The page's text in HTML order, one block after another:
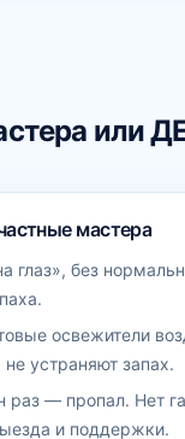
или
мастера
глаз», без
освежители
устраняют запах.
раз — пропал. Нет
и поддержки.